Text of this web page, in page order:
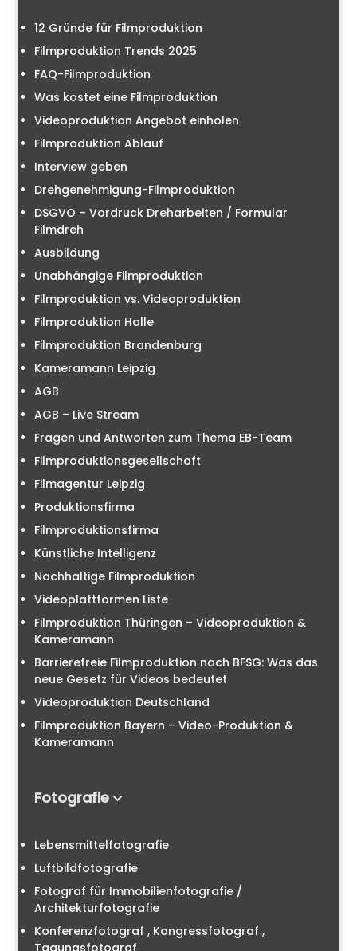
12 Gründe für Filmproduktion
Filmproduktion Trends 2025
FAQ-Filmproduktion
Was kostet eine Filmproduktion
Videoproduktion Angebot einholen
Filmproduktion Ablauf
Interview geben
Drehgenehmigung-Filmproduktion
DSGVO – Vordruck Dreharbeiten / Formular
Filmdreh
Ausbildung
Unabhängige Filmproduktion
Filmproduktion vs. Videoproduktion
Filmproduktion Halle
Filmproduktion Brandenburg
Kameramann Leipzig
AGB
AGB – Live Stream
Fragen und Antworten zum Thema EB-Team
Filmproduktionsgesellschaft
Filmagentur Leipzig
Produktionsfirma
Filmproduktionsfirma
Künstliche Intelligenz
Nachhaltige Filmproduktion
Videoplattformen Liste
Filmproduktion Thüringen – Videoproduktion &
Kameramann
Barrierefreie Filmproduktion nach BFSG: Was das
neue Gesetz für Videos bedeutet
Videoproduktion Deutschland
Filmproduktion Bayern – Video-Produktion &
Kameramann
Fotografie
Lebensmittelfotografie
Luftbildfotografie
Fotograf für Immobilienfotografie /
Architekturfotografie
Konferenzfotograf , Kongressfotograf ,
Tagungsfotograf